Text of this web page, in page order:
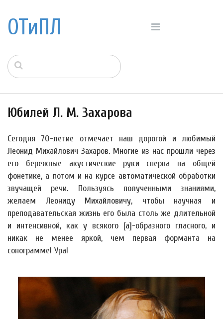
ОТиПЛ
Юбилей Л. М. Захарова
Сегодня 70-летие отмечает наш дорогой и любимый
Леонид Михайлович Захаров. Многие из нас прошли через
его бережные акустические руки сперва на общей
фонетике, а потом и на курсе автоматической обработки
звучащей речи. Пользуясь полученными знаниями,
желаем Леониду Михайловичу, чтобы научная и
преподавательская жизнь его была столь же длительной
и интенсивной, как у всякого [а]-образного гласного, и
никак не менее яркой, чем первая форманта на
сонограмме! Ура!